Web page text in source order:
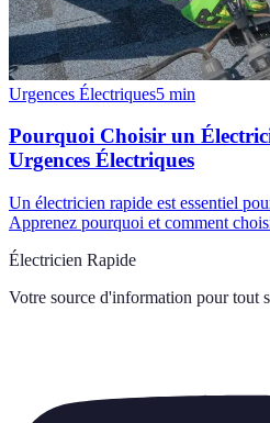
Urgences Électriques5 min
Pourquoi Choisir un
Urgences Électriques
Un électricien rapide est essentiel
Apprenez pourquoi et comment
Électricien Rapide
Votre source d'information pour tout